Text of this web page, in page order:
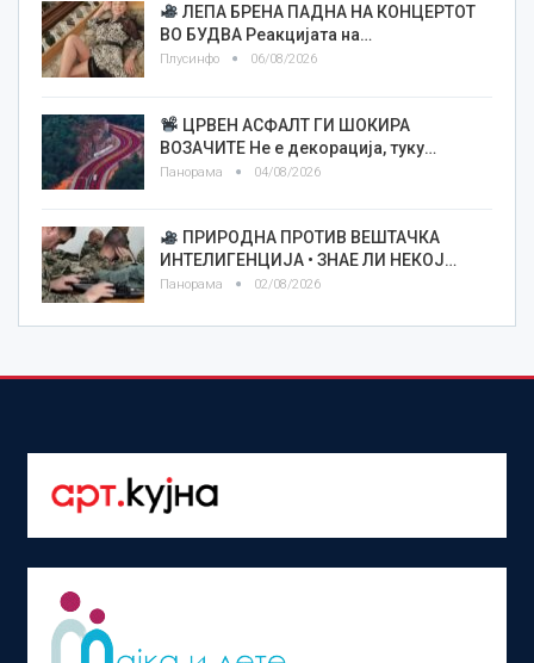
ЛЕПА БРЕНА ПАДНА НА КОНЦЕРТОТ
ВО БУДВА Реакцијата на…
Плусинфо 06/08/2026
ЦРВЕН АСФАЛТ ГИ ШОКИРА
ВОЗАЧИТЕ Не е декорација, туку…
Панорама 04/08/2026
ПРИРОДНА ПРОТИВ ВЕШТАЧКА
ИНТЕЛИГЕНЦИЈА • ЗНАЕ ЛИ НЕКОЈ…
Панорама 02/08/2026